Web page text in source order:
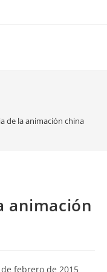
de la animación china
animación
febrero de 2015